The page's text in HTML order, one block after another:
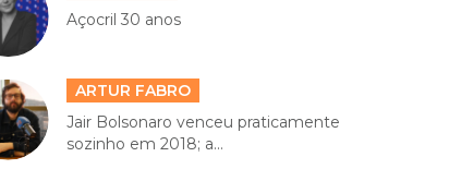
Açocril 30 anos
ARTUR FABRO
Jair Bolsonaro venceu praticamente
sozinho em 2018; a...